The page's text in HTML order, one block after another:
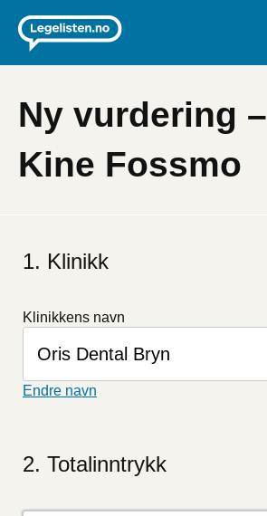
Ny vurdering –
Kine Fossmo
ignorere
dette
feltet
Klinikk
Klinikkens navn
Endre navn
Totalinntrykk